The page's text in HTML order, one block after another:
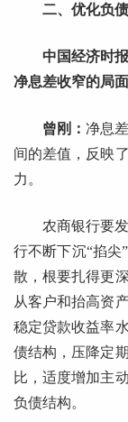
二、优化负
中国经济时
净息差收窄的局
曾刚：净息
间的差值，反映
力。
农商银行要
行不断下沉“掐尖
散，根要扎得更
从客户和抬高资
稳定贷款收益率
债结构，压降定
比，适度增加主
负债结构。